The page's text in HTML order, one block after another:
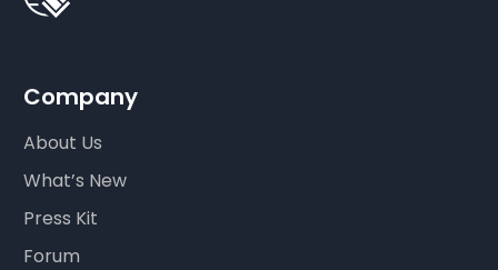
Company
About Us
What’s New
Press Kit
Forum